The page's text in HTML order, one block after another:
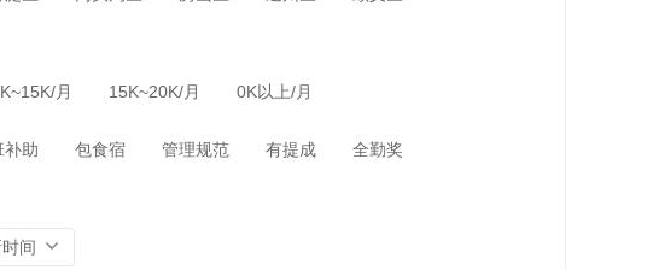
月 15K~20K/月 0K以上/月
补助 包食宿 管理规范 有提成 全勤奖
间